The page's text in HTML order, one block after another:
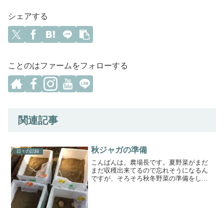
シェアする
ことのはファームをフォローする
関連記事
日々の記録 秋ジャガの準備
こんばんは。農場長です。夏野菜がまだ
まだ収穫出来てるので忘れそうになるん
ですが、そろそろ秋冬野菜の準備をしな